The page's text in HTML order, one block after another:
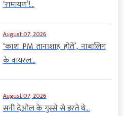
‘रामायण’!...
August 07, 2026
‘काश PM तानाशाह होते’, नाबालिग
के वायरल...
August 07, 2026
सनी देओल के गुस्से से डरते थे...